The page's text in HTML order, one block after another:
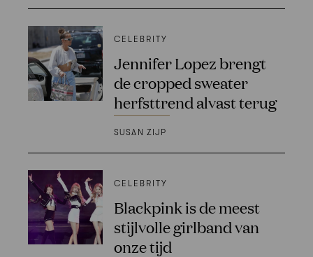
CELEBRITY
Jennifer Lopez brengt
de cropped sweater
herfsttrend alvast terug
SUSAN ZIJP
CELEBRITY
Blackpink is de meest
stijlvolle girlband van
onze tijd